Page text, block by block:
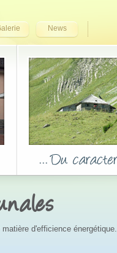
News
d'efficience énergétique.